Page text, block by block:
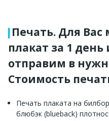
Печать. Для
плакат за 1
отправим в
Стоимость
Печать плаката на
блюбэк (blueback)